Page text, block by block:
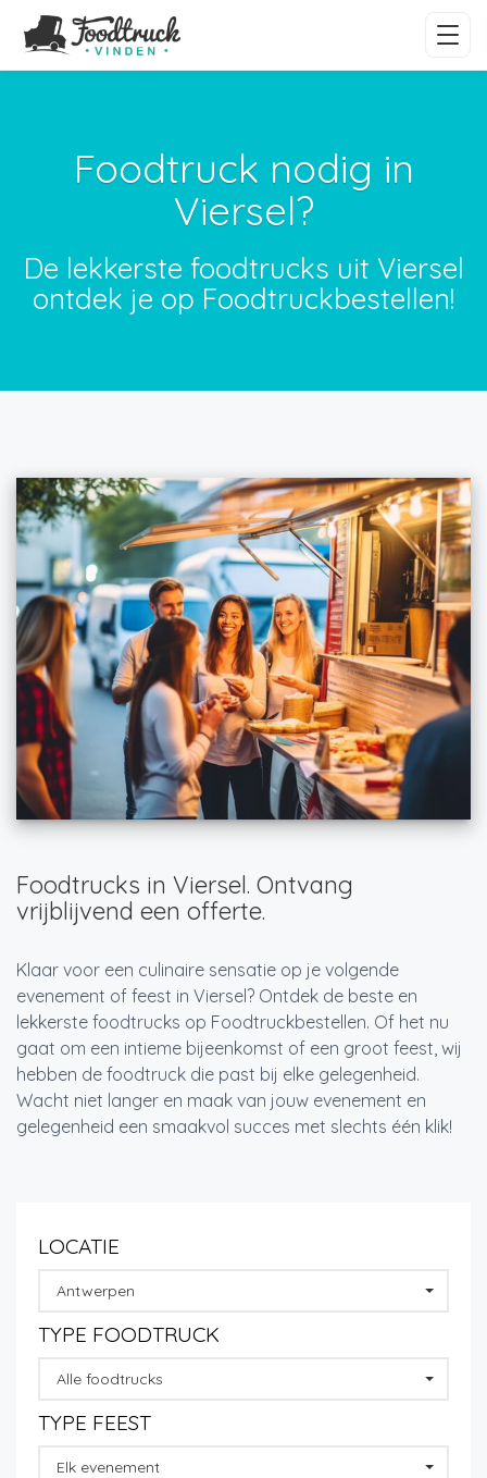
Foodtruck nodig in
Viersel?
De lekkerste foodtrucks uit Viersel
ontdek je op Foodtruckbestellen!
Foodtrucks in Viersel. Ontvang
vrijblijvend een offerte.
Klaar voor een culinaire sensatie op je volgende
evenement of feest in Viersel? Ontdek de beste en
lekkerste foodtrucks op Foodtruckbestellen. Of het nu
gaat om een intieme bijeenkomst of een groot feest, wij
hebben de foodtruck die past bij elke gelegenheid.
Wacht niet langer en maak van jouw evenement en
gelegenheid een smaakvol succes met slechts één klik!
LOCATIE
Antwerpen
TYPE FOODTRUCK
Alle foodtrucks
TYPE FEEST
Elk evenement